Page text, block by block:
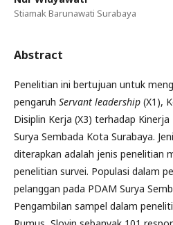
Stiamak Barunawati Surabaya
Abstract
Penelitian ini bertujuan untuk
pengaruh Servant leadership (X1),
Disiplin Kerja (X3) terhadap
Surya Sembada Kota Surabaya.
diterapkan adalah jenis penelitian
penelitian survei. Populasi dalam
pelanggan pada PDAM Surya
Pengambilan sampel dalam